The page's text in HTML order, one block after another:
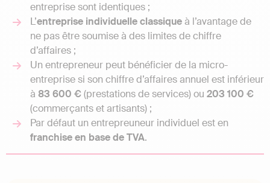
entreprise sont identiques ;
L’entreprise individuelle classiqueà l’avantage de
ne pas être soumise à des limites de chiffre
d’affaires ;
Un entrepreneur peut bénéficier de la micro-
entreprise si son chiffre d’affaires annuel est inférieur
à 83 600 €(prestations de services) ou 203 100 €
(commerçants et artisants) ;
Par défaut un entrepreuneur individuel est en
franchise en base de TVA.